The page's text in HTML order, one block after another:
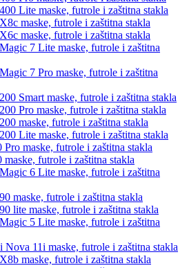
Lite maske, futrole i zaštitna stakla
maske, futrole i zaštitna stakla
maske, futrole i zaštitna stakla
7 Lite maske, futrole i zaštitna
7 Pro maske, futrole i zaštitna
Smart maske, futrole i zaštitna stakla
Pro maske, futrole i zaštitna stakla
maske, futrole i zaštitna stakla
Lite maske, futrole i zaštitna stakla
Pro maske, futrole i zaštitna stakla
maske, futrole i zaštitna stakla
6 Lite maske, futrole i zaštitna
maske, futrole i zaštitna stakla
lite maske, futrole i zaštitna stakla
5 Lite maske, futrole i zaštitna
Nova 11i maske, futrole i zaštitna stakla
maske, futrole i zaštitna stakla